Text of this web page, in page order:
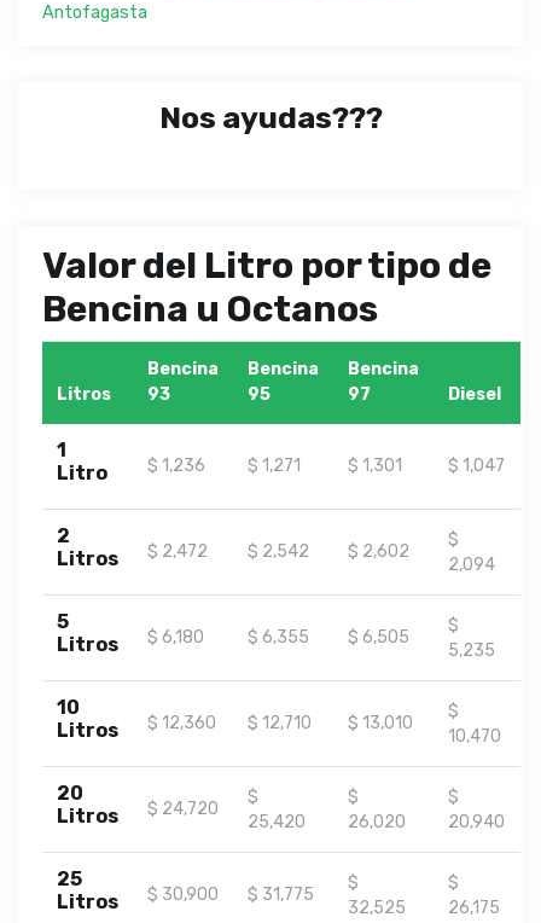
Antofagasta
Nos ayudas???
Valor del Litro por tipo de
Bencina u Octanos
Litros
Bencina
93
Bencina
95
Bencina
97
Diesel
1
Litro
$ 1,236 $ 1,271 $ 1,301 $ 1,047
2
Litros
$ 2,472 $ 2,542 $ 2,602
$
2,094
5
Litros
$ 6,180 $ 6,355 $ 6,505
$
5,235
10
Litros
$ 12,360 $ 12,710 $ 13,010
$
10,470
20
Litros
$ 24,720
$
25,420
$
26,020
$
20,940
25
Litros
$ 30,900 $ 31,775
$
32,525
$
26,175